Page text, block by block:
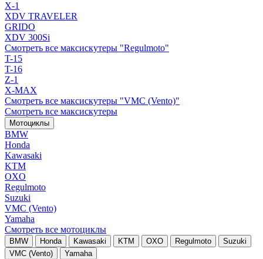
X-1
XDV TRAVELER
GRIDO
XDV 300Si
Смотреть все максискутеры "Regulmoto"
T-15
T-16
Z-1
X-MAX
Смотреть все максискутеры "VMC (Vento)"
Смотреть все максискутеры
Мотоциклы
BMW
Honda
Kawasaki
KTM
OXO
Regulmoto
Suzuki
VMC (Vento)
Yamaha
Смотреть все мотоциклы
BMW Honda Kawasaki KTM OXO Regulmoto
Suzuki
VMC (Vento)
Yamaha